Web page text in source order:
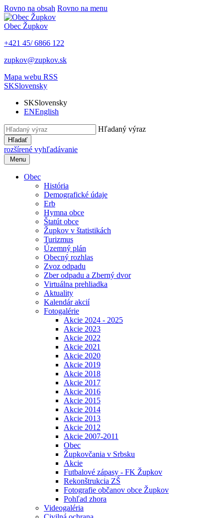
Rovno na obsah Rovno na menu
Obec Župkov
+421 45/ 6866 122
zupkov@zupkov.sk
Mapa webu RSS
SKSlovensky
SKSlovensky
ENEnglish
Hľadaný výraz
Hľadať
rozšírené vyhľadávanie
Menu
Obec
História
Demografické údaje
Erb
Hymna obce
Štatút obce
Župkov v štatistikách
Turizmus
Územný plán
Obecný rozhlas
Zvoz odpadu
Zber odpadu a Zberný dvor
Virtuálna prehliadka
Aktuality
Kalendár akcií
Fotogalérie
Akcie 2024 - 2025
Akcie 2023
Akcie 2022
Akcie 2021
Akcie 2020
Akcie 2019
Akcie 2018
Akcie 2017
Akcie 2016
Akcie 2015
Akcie 2014
Akcie 2013
Akcie 2012
Akcie 2007-2011
Obec
Župkovčania v Srbsku
Akcie
Futbalové zápasy - FK Župkov
Rekonštrukcia ZŠ
Fotografie občanov obce Župkov
Pohľad zhora
Videogaléria